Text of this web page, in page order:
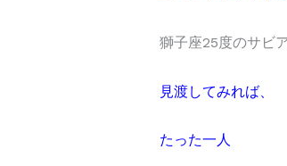
獅子座25度のサビ
見渡してみれば、
たった一人